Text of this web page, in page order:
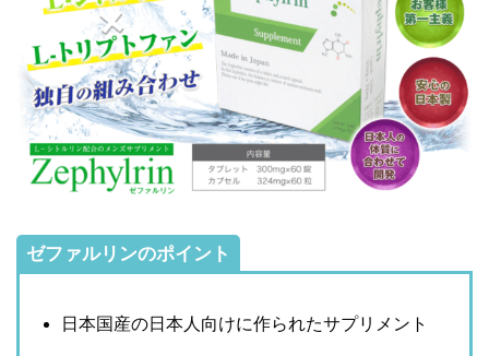
ゼファルリンのポイント
日本国産の日本人向けに作られたサプリメント